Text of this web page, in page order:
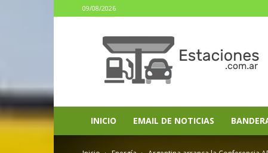
09/08/2026
INICIO EMAIL DE NOTICIAS